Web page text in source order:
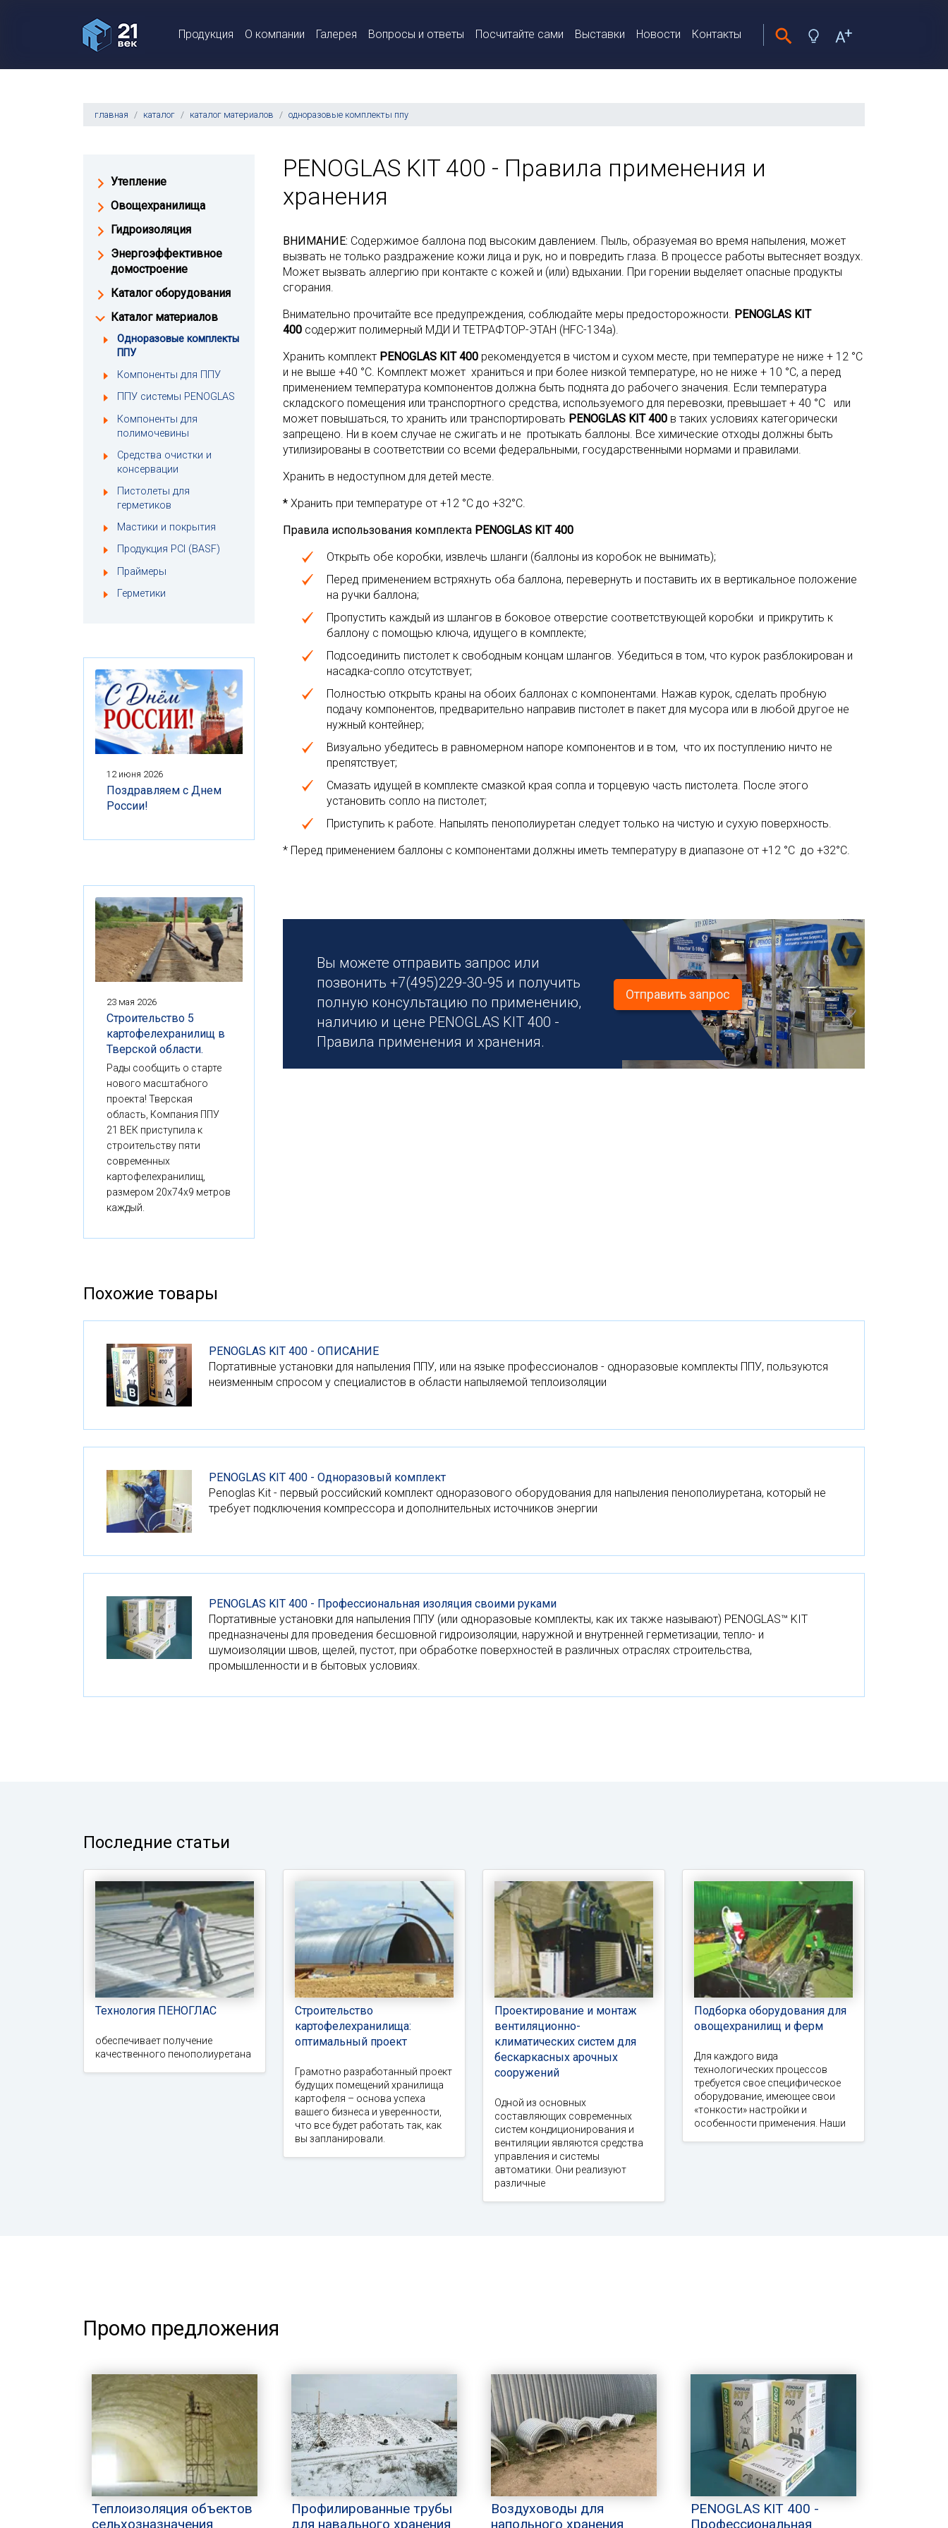
Продукция О компании Галерея Вопросы и ответы Посчитайте сами Выставки Новости Контакты
главная каталог каталог материалов одноразовые комплекты ппу
PENOGLAS KIT 400 - Правила применения и
хранения
ВНИМАНИЕ: Содержимое баллона под высоким давлением. Пыль, образуемая во время напыления, может
вызвать не только раздражение кожи лица и рук, но и повредить глаза. В процессе работы вытесняет воздух.
Может вызвать аллергию при контакте с кожей и (или) вдыхании. При горении выделяет опасные продукты
сгорания.
Внимательно прочитайте все предупреждения, соблюдайте меры предосторожности. PENOGLAS KIT
400 содержит полимерный МДИ И ТЕТРАФТОР-ЭТАН (HFC-134a).
Хранить комплект PENOGLAS KIT 400 рекомендуется в чистом и сухом месте, при температуре не ниже + 12 °С
и не выше +40 °С. Комплект может храниться и при более низкой температуре, но не ниже + 10 °С, а перед
применением температура компонентов должна быть поднята до рабочего значения. Если температура
складского помещения или транспортного средства, используемого для перевозки, превышает + 40 °С или
может повышаться, то хранить или транспортировать PENOGLAS KIT 400 в таких условиях категорически
запрещено. Ни в коем случае не сжигать и не протыкать баллоны. Все химические отходы должны быть
утилизированы в соответствии со всеми федеральными, государственными нормами и правилами.
Хранить в недоступном для детей месте.
* Хранить при температуре от +12 °С до +32°С.
Правила использования комплекта PENOGLAS KIT 400
Открыть обе коробки, извлечь шланги (баллоны из коробок не вынимать);
Перед применением встряхнуть оба баллона, перевернуть и поставить их в вертикальное положение
на ручки баллона;
Пропустить каждый из шлангов в боковое отверстие соответствующей коробки и прикрутить к
баллону с помощью ключа, идущего в комплекте;
Подсоединить пистолет к свободным концам шлангов. Убедиться в том, что курок разблокирован и
насадка-сопло отсутствует;
Полностью открыть краны на обоих баллонах с компонентами. Нажав курок, сделать пробную
подачу компонентов, предварительно направив пистолет в пакет для мусора или в любой другое не
нужный контейнер;
Визуально убедитесь в равномерном напоре компонентов и в том, что их поступлению ничто не
препятствует;
Смазать идущей в комплекте смазкой края сопла и торцевую часть пистолета. После этого
установить сопло на пистолет;
Приступить к работе. Напылять пенополиуретан следует только на чистую и сухую поверхность.
* Перед применением баллоны с компонентами должны иметь температуру в диапазоне от +12 °С до +32°С.
Вы можете отправить запрос или
позвонить +7(495)229-30-95 и получить
полную консультацию по применению,
наличию и цене PENOGLAS KIT 400 -
Правила применения и хранения.
Отправить запрос
Утепление
Овощехранилища
Гидроизоляция
Энергоэффективное
домостроение
Каталог оборудования
Каталог материалов
Одноразовые комплекты
ППУ
Компоненты для ППУ
ППУ системы PENOGLAS
Компоненты для
полимочевины
Средства очистки и
консервации
Пистолеты для
герметиков
Мастики и покрытия
Продукция PCI (BASF)
Праймеры
Герметики
12 июня 2026
Поздравляем с Днем
России!
23 мая 2026
Строительство 5
картофелехранилищ в
Тверской области.
Рады сообщить о старте
нового масштабного
проекта! Тверская
область, Компания ППУ
21 ВЕК приступила к
строительству пяти
современных
картофелехранилищ,
размером 20x74x9 метров
каждый.
Похожие товары
PENOGLAS KIT 400 - ОПИСАНИЕ
Портативные установки для напыления ППУ, или на языке профессионалов - одноразовые комплекты ППУ, пользуются
неизменным спросом у специалистов в области напыляемой теплоизоляции
PENOGLAS KIT 400 - Одноразовый комплект
Penoglas Kit - первый российский комплект одноразового оборудования для напыления пенополиуретана, который не
требует подключения компрессора и дополнительных источников энергии
PENOGLAS KIT 400 - Профессиональная изоляция своими руками
Портативные установки для напыления ППУ (или одноразовые комплекты, как их также называют) PENOGLAS™ KIT
предназначены для проведения бесшовной гидроизоляции, наружной и внутренней герметизации, тепло- и
шумоизоляции швов, щелей, пустот, при обработке поверхностей в различных отраслях строительства,
промышленности и в бытовых условиях.
Последние статьи
Технология ПЕНОГЛАС
обеспечивает получение
качественного пенополиуретана
Строительство
картофелехранилища:
оптимальный проект
Грамотно разработанный проект
будущих помещений хранилища
картофеля – основа успеха
вашего бизнеса и уверенности,
что все будет работать так, как
вы запланировали.
Проектирование и монтаж
вентиляционно-
климатических систем для
бескаркасных арочных
сооружений
Одной из основных
составляющих современных
систем кондиционирования и
вентиляции являются средства
управления и системы
автоматики. Они реализуют
различные
Подборка оборудования для
овощехранилищ и ферм
Для каждого вида
технологических процессов
требуется свое специфическое
оборудование, имеющее свои
«тонкости» настройки и
особенности применения. Наши
Промо предложения
Теплоизоляция объектов
сельхозназначения
Профилированные трубы
для навального хранения
Воздуховоды для
напольного хранения
PENOGLAS KIT 400 -
Профессиональная